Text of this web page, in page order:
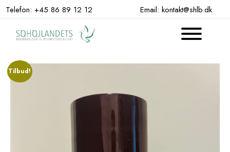
Hop
til Telefon: +45 86 89 12 12 Email: kontakt@shlb.dk
Tilbud!